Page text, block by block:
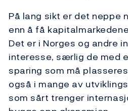
På lang sikt er det neppe
enn å få
Det er i Norges og andre
interesse, særlig de med
sparing som må
også i mange av
som sårt trenger